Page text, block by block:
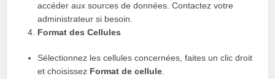
accéder aux sources de données. Contactez votre
administrateur si besoin.
Format des Cellules
Sélectionnez les cellules concernées, faites un clic droit
et choisissez Format de cellule